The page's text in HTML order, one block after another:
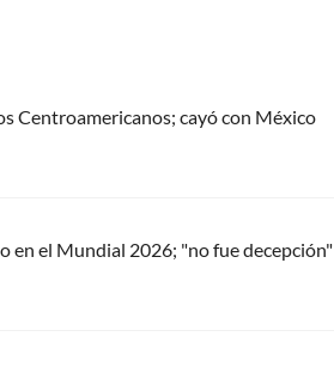
Centroamericanos; cayó con México
en el Mundial 2026; "no fue decepción"